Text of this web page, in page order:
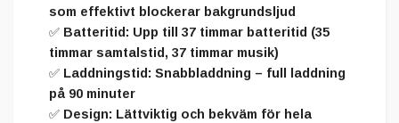
som effektivt blockerar bakgrundsljud
✅ Batteritid : Upp till 37 timmar batteritid (35
timmar samtalstid, 37 timmar musik)
✅ Laddningstid : Snabbladdning – full laddning
på 90 minuter
✅ Design: Lättviktig och bekväm för hela